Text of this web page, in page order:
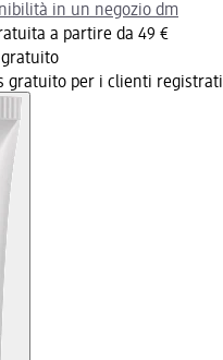
in un negozio dm
a partire da 49 €
gratuito
gratuito per i clienti registrati